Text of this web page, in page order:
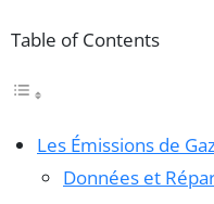
Table of Contents
Les Émissions de
Données et